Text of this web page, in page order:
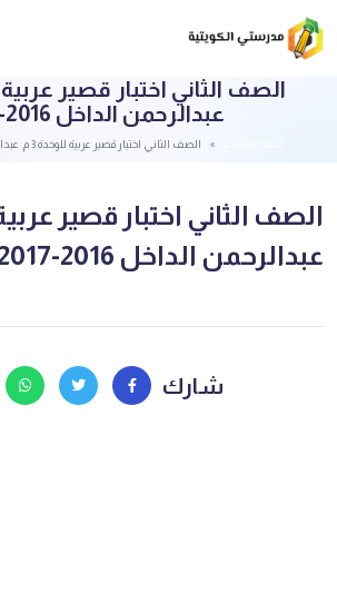
عبدالرحمن الداخل 2016-2017
الصف الثاني اختبار قصير عربية للوحدة 3 م. عبدالرحمن الداخل 2016-2017
عبدالرحمن الداخل 2016-2017
شارك